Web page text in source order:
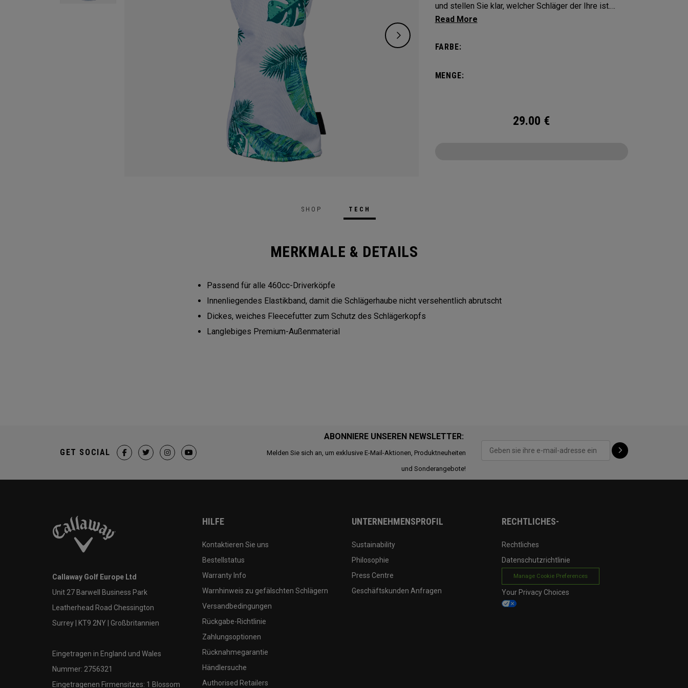
und stellen Sie klar, welcher Schläger der Ihre ist.
Schützen Sie Ihre Ausrüstung mit diesen markanten
FARBE:
MENGE:
29.00 €
SHOP TECH
MERKMALE & DETAILS
Passend für alle 460cc-Driverköpfe
Innenliegendes Elastikband, damit die Schlägerhaube nicht versehentlich abrutscht
Dickes, weiches Fleecefutter zum Schutz des Schlägerkopfs
Langlebiges Premium-Außenmaterial
ABONNIERE UNSEREN NEWSLETTER:
Melden Sie sich an, um exklusive E-Mail-Aktionen, Produktneuheiten
und Sonderangebote!
GET SOCIAL
Callaway Golf Europe Ltd
Unit 27 Barwell Business Park
Leatherhead Road Chessington
Surrey | KT9 2NY | Großbritannien
Eingetragen in England und Wales
Nummer: 2756321
Eingetragenen Firmensitzes: 1 Blossom
HILFE
Kontaktieren Sie uns
Bestellstatus
Warranty Info
Warnhinweis zu gefälschten Schlägern
Versandbedingungen
Rückgabe-Richtlinie
Zahlungsoptionen
Rücknahmegarantie
Händlersuche
Authorised Retailers
UNTERNEHMENSPROFIL
Sustainability
Philosophie
Press Centre
Geschäftskunden Anfragen
RECHTLICHES-
Rechtliches
Datenschutzrichtlinie
Manage Cookie Preferences
Your Privacy Choices